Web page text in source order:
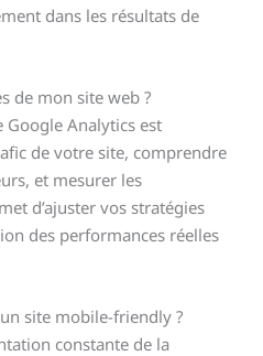
dans les résultats de
de mon site web ?
Google Analytics est
de votre site, comprendre
et mesurer les
d’ajuster vos stratégies
des performances réelles
site mobile-friendly ?
constante de la